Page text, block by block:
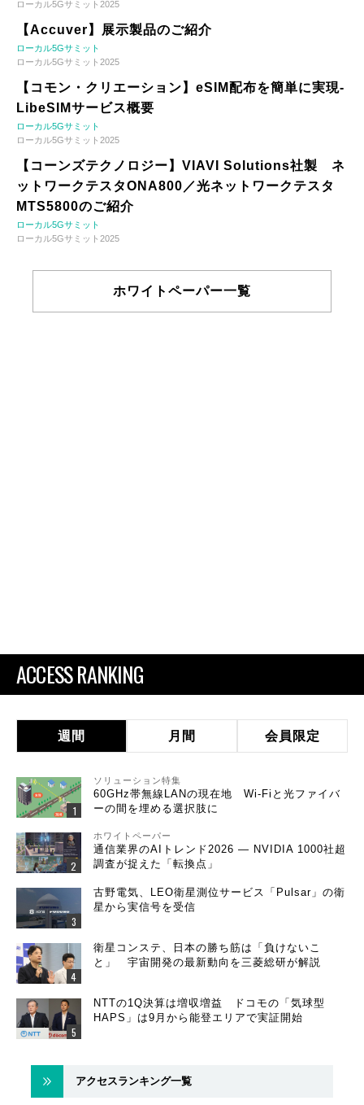
ローカル5Gサミット2025
【Accuver】展示製品のご紹介
ローカル5Gサミット
ローカル5Gサミット2025
【コモン・クリエーション】eSIM配布を簡単に実現-
LibeSIMサービス概要
ローカル5Gサミット
ローカル5Gサミット2025
【コーンズテクノロジー】VIAVI Solutions社製 ネ
ットワークテスタONA800／光ネットワークテスタ
MTS5800のご紹介
ローカル5Gサミット
ローカル5Gサミット2025
ホワイトペーパー一覧
ACCESS RANKING
週間 月間 会員限定
ソリューション特集
60GHz帯無線LANの現在地 Wi-Fiと光ファイバ
ーの間を埋める選択肢に
ホワイトペーパー
通信業界のAIトレンド2026 ― NVIDIA 1000社超
調査が捉えた「転換点」
古野電気、LEO衛星測位サービス「Pulsar」の衛
星から実信号を受信
衛星コンステ、日本の勝ち筋は「負けないこ
と」 宇宙開発の最新動向を三菱総研が解説
NTTの1Q決算は増収増益 ドコモの「気球型
HAPS」は9月から能登エリアで実証開始
アクセスランキング一覧